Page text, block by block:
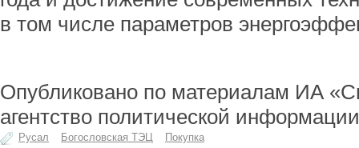
в том числе параметров
Опубликовано по материалам ИА
агентство политической
Русал Богословская ТЭЦ Покупка